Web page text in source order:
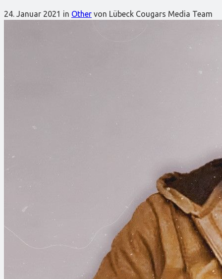
24. Januar 2021 in Other von Lübeck Cougars Media Team